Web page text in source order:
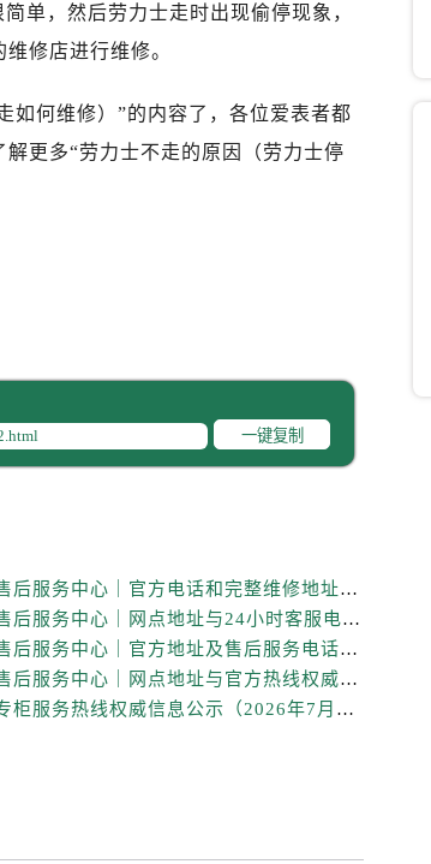
前预约）
（需提前预约）
（鄂尔多斯大厦）23层2326室（需提前预约）
室（需提前预约）
01室（需提前预约）
）
）
预约）
约）
约）
）
约）
中心（需提前预约）
前预约）
单，然后劳力士走时出现偷停现象，
修店进行维修。
如何维修）”的内容了，各位爱表者都
解更多“劳力士不走的原因（劳力士停
一键复制
劳力士中国官方售后服务中心｜官方电话和完整维修地址权威信息通知（2026年7月最新）
劳力士中国官方售后服务中心｜网点地址与24小时客服电话权威信息通告（2026年7月最新）
劳力士中国官方售后服务中心｜官方地址及售后服务电话权威信息声明（2026年7月最新）
劳力士中国官方售后服务中心｜网点地址与官方热线权威信息通知（2026年7月最新）
深圳劳力士官方专柜服务热线权威信息公示（2026年7月最新）